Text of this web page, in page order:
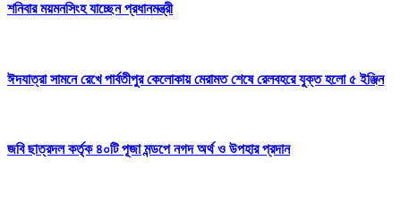
শনিবার ময়মনসিংহ যাচ্ছেন প্রধানমন্ত্রী
ঈদযাত্রা সামনে রেখে পার্বতীপুর কেলোকায় মেরামত শেষে রেলবহরে যুক্ত হলো ৫ ইঞ্জিন
জবি ছাত্রদল কর্তৃক ৪০টি পূজা মন্ডপে নগদ অর্থ ও উপহার প্রদান